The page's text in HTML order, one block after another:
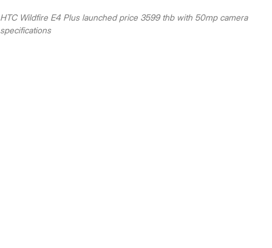
HTC Wildfire E4 Plus launched price 3599 thb with 50mp camera
specifications